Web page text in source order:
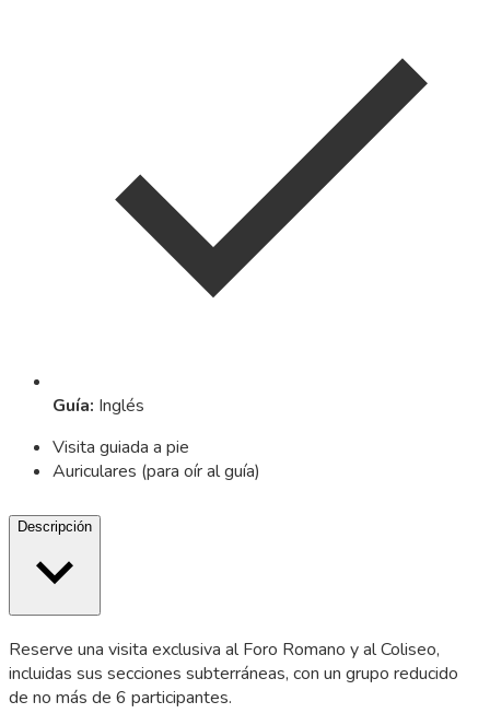
Guía: Inglés
Visita guiada a pie
Auriculares (para oír al guía)
Descripción
Reserve una visita exclusiva al Foro Romano y al Coliseo,
incluidas sus secciones subterráneas, con un grupo reducido
de no más de 6 participantes.